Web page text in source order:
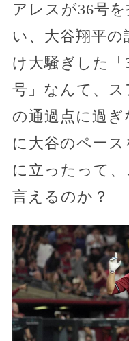
アレスが36号
い、大谷翔平
け大騒ぎした「
号」なんて、
の通過点に過
に大谷のペー
に立ったって
言えるのか？